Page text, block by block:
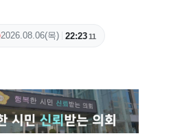
2026.08.06(목) 22:2312